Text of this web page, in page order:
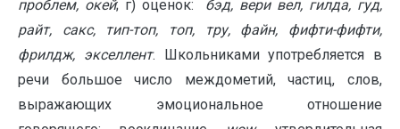
проблем, окей; г) оценок: бэд, вери вел, гилда, гуд,
райт, сакс, тип-топ, топ, тру, файн, фифти-фифти,
фрилдж, экселлент. Школьниками употребляется в
речи большое число междометий, частиц, слов,
выражающих эмоциональное отношение